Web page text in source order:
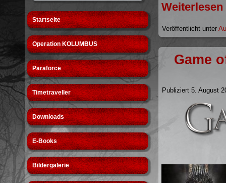
Startseite
Operation KOLUMBUS
Paraforce
Timetraveller
Downloads
E-Books
Bildergalerie
Weiterlesen
Veröffentlicht unter
Game
Publiziert 5. August